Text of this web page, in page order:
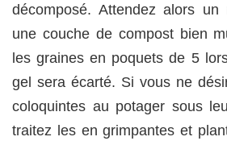
décomposé. Attendez alors un
une couche de compost bien
les graines en poquets de 5
gel sera écarté. Si vous ne
coloquintes au potager sous
traitez les en grimpantes et